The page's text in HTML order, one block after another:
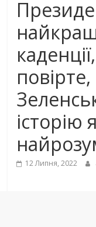
історію
12 Липня, 2022